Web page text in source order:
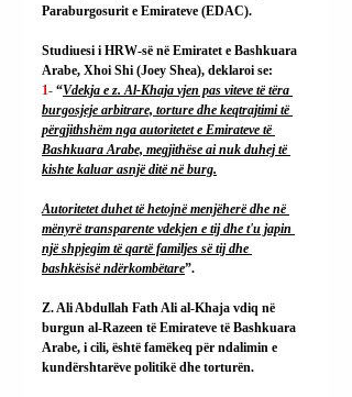
Paraburgosurit e Emirateve (EDAC).
Studiuesi i HRW-së në Emiratet e Bashkuara
Arabe, Xhoi Shi (Joey Shea), deklaroi se:
1- “Vdekja e z. Al-Khaja vjen pas viteve të tëra
burgosjeje arbitrare, torture dhe keqtrajtimi të
përgjithshëm nga autoritetet e Emirateve të
Bashkuara Arabe, megjithëse ai nuk duhej të
kishte kaluar asnjë ditë në burg.
Autoritetet duhet të hetojnë menjëherë dhe në
mënyrë transparente vdekjen e tij dhe t'u japin
një shpjegim të qartë familjes së tij dhe
bashkësisë ndërkombëtare”.
Z. Ali Abdullah Fath Ali al-Khaja vdiq në
burgun al-Razeen të Emirateve të Bashkuara
Arabe, i cili, është famëkeq për ndalimin e
kundërshtarëve politikë dhe torturën.